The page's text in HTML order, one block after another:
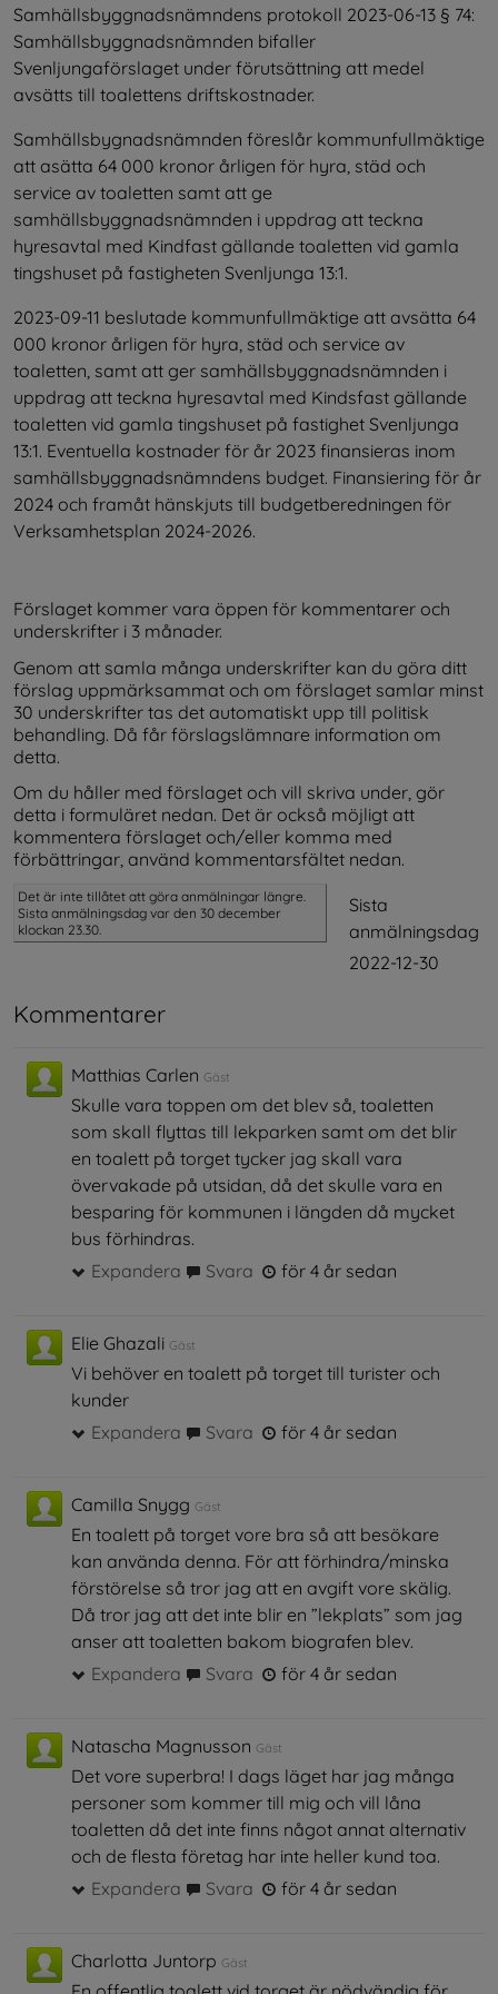
Samhällsbyggnadsnämndens protokoll 2023-06-13 § 74:
Samhällsbyggnadsnämnden bifaller
Svenljungaförslaget under förutsättning att medel
avsätts till toalettens driftskostnader.
Samhällsbygnadsnämnden föreslår kommunfullmäktige
att asätta 64 000 kronor årligen för hyra, städ och
service av toaletten samt att ge
samhällsbyggnadsnämnden i uppdrag att teckna
hyresavtal med Kindfast gällande toaletten vid gamla
tingshuset på fastigheten Svenljunga 13:1.
2023-09-11 beslutade kommunfullmäktige att avsätta 64
000 kronor årligen för hyra, städ och service av
toaletten, samt att ger samhällsbyggnadsnämnden i
uppdrag att teckna hyresavtal med Kindsfast gällande
toaletten vid gamla tingshuset på fastighet Svenljunga
13:1. Eventuella kostnader för år 2023 finansieras inom
samhällsbyggnadsnämndens budget. Finansiering för år
2024 och framåt hänskjuts till budgetberedningen för
Verksamhetsplan 2024-2026.
Förslaget kommer vara öppen för kommentarer och
underskrifter i 3 månader.
Genom att samla många underskrifter kan du göra ditt
förslag uppmärksammat och om förslaget samlar minst
30 underskrifter tas det automatiskt upp till politisk
behandling. Då får förslagslämnare information om
detta.
Om du håller med förslaget och vill skriva under, gör
detta i formuläret nedan. Det är också möjligt att
kommentera förslaget och/eller komma med
förbättringar, använd kommentarsfältet nedan.
Sista
anmälningsdag
2022-12-30
Det är inte tillåtet att göra anmälningar längre.
Sista anmälningsdag var den 30 december
klockan 23.30.
Kommentarer
Matthias Carlen Gäst
Skulle vara toppen om det blev så, toaletten
som skall flyttas till lekparken samt om det blir
en toalett på torget tycker jag skall vara
övervakade på utsidan, då det skulle vara en
besparing för kommunen i längden då mycket
bus förhindras.
Expandera
Svara för 4 år sedan
Elie Ghazali Gäst
Vi behöver en toalett på torget till turister och
kunder
Expandera
Svara för 4 år sedan
Camilla Snygg Gäst
En toalett på torget vore bra så att besökare
kan använda denna. För att förhindra/minska
förstörelse så tror jag att en avgift vore skälig.
Då tror jag att det inte blir en ”lekplats” som jag
anser att toaletten bakom biografen blev.
Expandera
Svara för 4 år sedan
Natascha Magnusson Gäst
Det vore superbra! I dags läget har jag många
personer som kommer till mig och vill låna
toaletten då det inte finns något annat alternativ
och de flesta företag har inte heller kund toa.
Expandera
Svara för 4 år sedan
Charlotta Juntorp Gäst